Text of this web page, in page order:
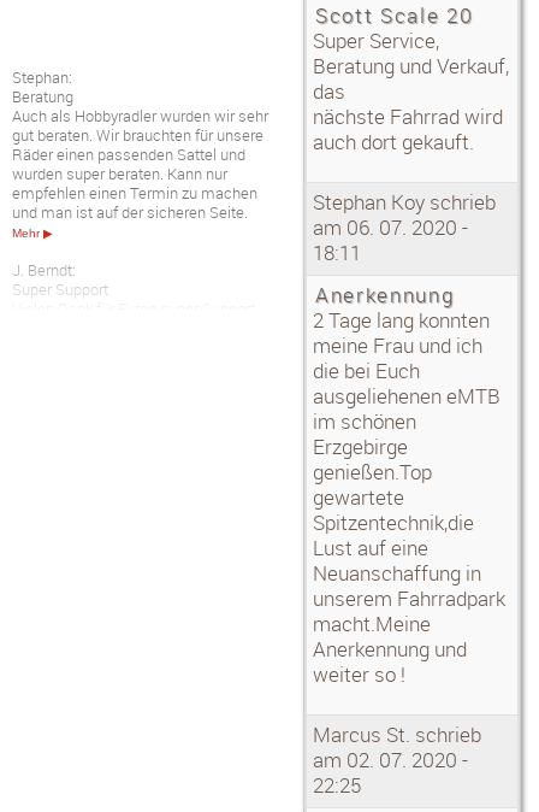
Beratung
Auch als Hobbyradler wurden wir sehr
gut beraten. Wir brauchten für unsere
Räder einen passenden Sattel und
wurden super beraten. Kann nur
empfehlen einen Termin zu machen
und man ist auf der sicheren Seite.
Mehr ▶
Super Support
Vielen Dank für Euren super Support
Scott Scale 20
Super Service,
Beratung und Verkauf,
das
nächste Fahrrad wird
auch dort gekauft.
Stephan Koy schrieb
am 06. 07. 2020 -
18:11
Anerkennung
2 Tage lang konnten
meine Frau und ich
die bei Euch
ausgeliehenen eMTB
im schönen
Erzgebirge
genießen.Top
gewartete
Spitzentechnik,die
Lust auf eine
Neuanschaffung in
unserem Fahrradpark
macht.Meine
Anerkennung und
weiter so !
Marcus St. schrieb
am 02. 07. 2020 -
22:25